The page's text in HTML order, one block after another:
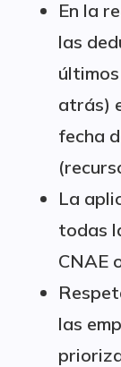
En la
las
atrás)
fecha
La
todas
CNAE
las